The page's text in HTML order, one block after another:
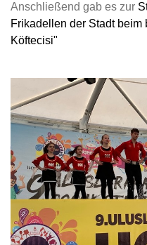
Anschließend gab es zur
Frikadellen der Stadt beim
Köftecisi"